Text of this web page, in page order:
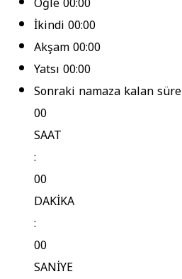
İkindi00:00
Akşam00:00
Yatsı00:00
Sonraki namaza kalan süre
00
SAAT
:
00
DAKİKA
:
00
SANİYE